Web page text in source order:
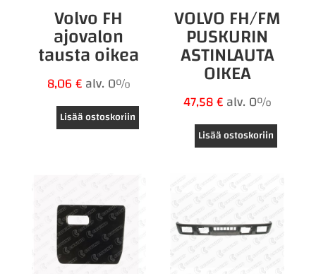
Volvo FH
ajovalon
tausta oikea
8,06€alv. 0%
Lisää ostoskoriin
VOLVO FH/FM
PUSKURIN
ASTINLAUTA
OIKEA
47,58€alv. 0%
Lisää ostoskoriin